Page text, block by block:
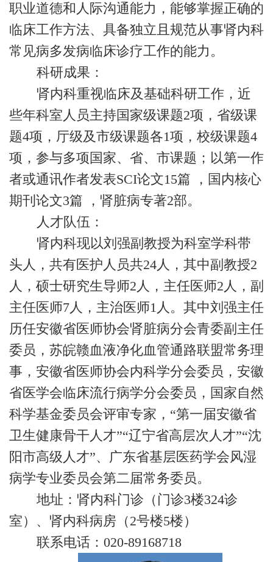
职业道德和人际沟通能力，能够掌握正确的
临床工作方法、具备独立且规范从事肾内科
常见病多发病临床诊疗工作的能力。
科研成果：
肾内科重视临床及基础科研工作，近
些年科室人员主持国家级课题2项，省级课
题4项，厅级及市级课题各1项，校级课题4
项，参与多项国家、省、市课题；以第一作
者或通讯作者发表SCI论文15篇 ，国内核心
期刊论文3篇 ，肾脏病专著2部。
人才队伍：
肾内科现以刘强副教授为科室学科带
头人，共有医护人员共24人，其中副教授2
人，硕士研究生导师2人，主任医师2人，副
主任医师7人，主治医师1人。其中刘强主任
历任安徽省医师协会肾脏病分会青委副主任
委员，苏皖赣血液净化血管通路联盟常务理
事，安徽省医师协会内科学分会委员，安徽
省医学会临床流行病学分会委员，国家自然
科学基金委员会评审专家，“第一届安徽省
卫生健康骨干人才”“辽宁省高层次人才”“沈
阳市高级人才”、广东省基层医药学会风湿
病学专业委员会第二届常务委员。
地址：肾内科门诊（门诊3楼324诊
室）、肾内科病房（2号楼5楼）
联系电话：020-89168718